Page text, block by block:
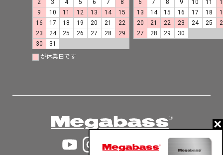
2
3 4 5 6 7
8
9
10 11 12 13 14
15
16
17 18 19 20 21
22
23
24 25 26 27 28
29
30
31
6
7 8 9 10 11
13
14 15 16 17 18
20
21 22 23 24 25
27
28 29 30
が休業日です